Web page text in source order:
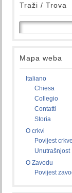
Traži / Trova
Mapa weba
Italiano
Chiesa
Collegio
Contatti
Storia
O crkvi
Povijest crkve
Unutrašnjost
O Zavodu
Povijest